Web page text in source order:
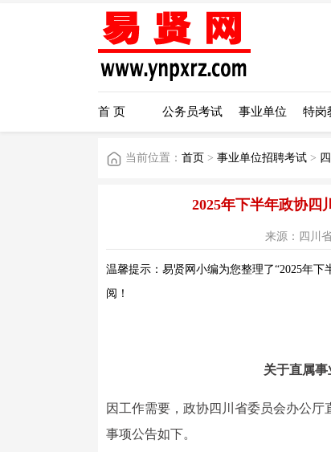
首 页 公务员考试 事业单位 特岗
当前位置： 首页 > 事业单位招聘考试 >
2025年下半年政协四
来源：四川
温馨提示：易贤网小编为您整理了“2025年
阅！
关于直属
因工作需要，政协四川省委员会办公
事项公告如下。